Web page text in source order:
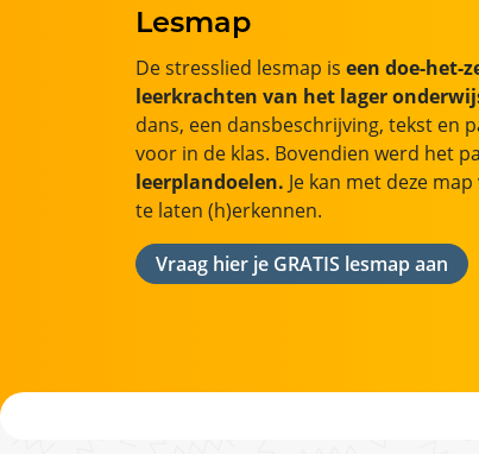
Lesmap
De stresslied lesmap is een doe-het-
leerkrachten van het lager
dans, een dansbeschrijving, tekst en
voor in de klas. Bovendien werd het
leerplandoelen. Je kan met deze map
te laten (h)erkennen.
Vraag hier je GRATIS lesmap aan